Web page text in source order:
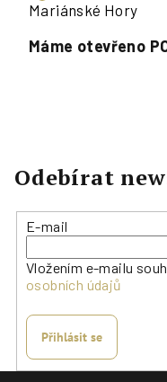
Mariánské Hory
Máme otevřeno
Odebírat
E-mail
Vložením e-mailu
osobních údajů
Přihlásit se